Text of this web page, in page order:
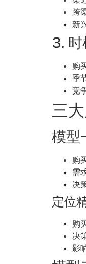
跨
新
3.
购
季
竞
三
模型
购
需
决
定位
购
决
影